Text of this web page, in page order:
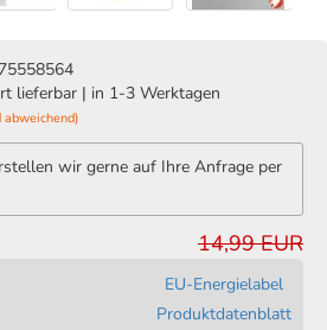
lieferbar | in 1-3 Werktagen
abweichend)
wir gerne auf Ihre Anfrage per
14,99 EUR
EU-Energielabel
Produktdatenblatt